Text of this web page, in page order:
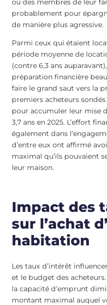
ou des membres de leur
probablement pour
de manière plus agressive.
Parmi ceux qui étaient
période moyenne de
(contre 6,3 ans
préparation financière
faire le grand saut vers la
premiers acheteurs
pour accumuler leur mise
3,7 ans en 2025. L’effort
également dans
d’entre eux ont affirmé
maximal qu’ils pouvaient
leur maison.
Impact des
sur l’achat
habitation
Les taux d’intérêt
et le budget des
la capacité d’emprunt
montant maximal auquel